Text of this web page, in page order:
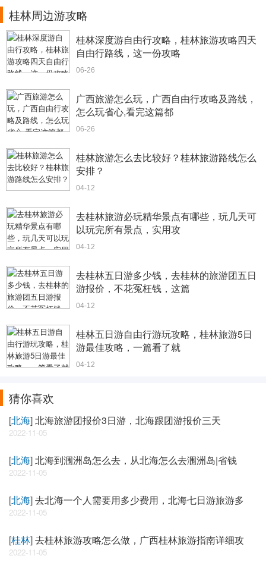
桂林周边游攻略
桂林深度游自由行攻略，桂林旅游攻略四天
自由行路线，这一份攻略
06-26
广西旅游怎么玩，广西自由行攻略及路线，
怎么玩省心,看完这篇都
06-26
桂林旅游怎么去比较好？桂林旅游路线怎么
安排？
04-12
去桂林旅游必玩精华景点有哪些，玩几天可
以玩完所有景点，实用攻
04-12
去桂林五日游多少钱，去桂林的旅游团五日
游报价，不花冤枉钱，这篇
04-12
桂林五日游自由行游玩攻略，桂林旅游5日
游最佳攻略，一篇看了就
04-12
猜你喜欢
[北海]北海旅游团报价3日游，北海跟团游报价三天
2022-11-05
[北海]北海到涠洲岛怎么去，从北海怎么去涠洲岛|省钱
2022-11-05
[北海]去北海一个人需要用多少费用，北海七日游旅游多
2022-11-05
[桂林]去桂林旅游攻略怎么做，广西桂林旅游指南详细攻
2022-11-05